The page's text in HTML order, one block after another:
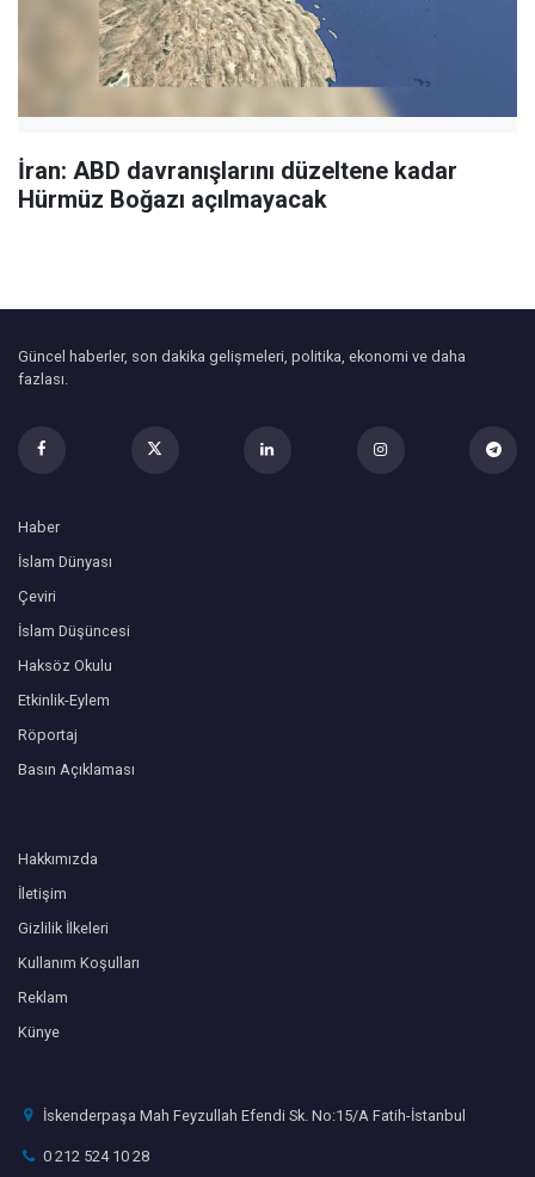
İran: ABD davranışlarını düzeltene kadar
Hürmüz Boğazı açılmayacak
Güncel haberler, son dakika gelişmeleri, politika, ekonomi ve daha
fazlası.
Haber
İslam Dünyası
Çeviri
İslam Düşüncesi
Haksöz Okulu
Etkinlik-Eylem
Röportaj
Basın Açıklaması
Hakkımızda
İletişim
Gizlilik İlkeleri
Kullanım Koşulları
Reklam
Künye
İskenderpaşa Mah Feyzullah Efendi Sk. No:15/A Fatih-İstanbul
0 212 524 10 28